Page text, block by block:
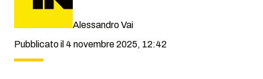
Alessandro Vai
Pubblicato il 4 novembre 2025, 12:42